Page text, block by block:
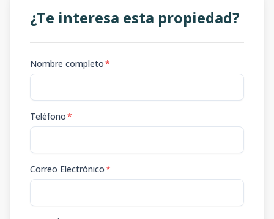
¿Te interesa esta propiedad?
Nombre completo*
Teléfono*
Correo Electrónico*